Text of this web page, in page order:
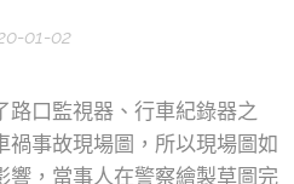
01-02
路口監視器、行車紀錄器之
禍事故現場圖，所以現場圖如
響，當事人在警察繪製草圖完